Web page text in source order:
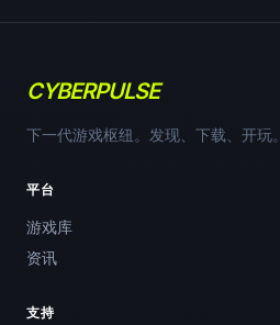
CYBERPULSE
下一代游戏枢纽。发现、下载、开玩。
平台
游戏库
资讯
支持